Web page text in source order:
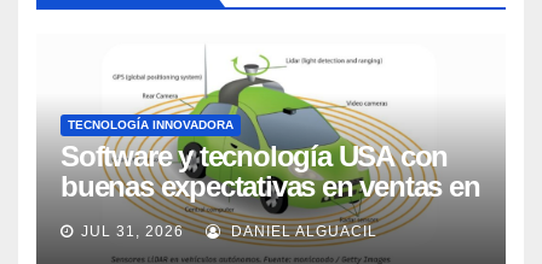
TECNOLOGÍA INNOVADORA
Software y tecnología USA con
buenas expectativas en ventas en
los próximos 2 años, según
Market Watch
JUL 31, 2026 DANIEL ALGUACIL